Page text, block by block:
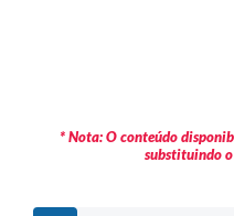
* Nota: O conteúdo
substituindo